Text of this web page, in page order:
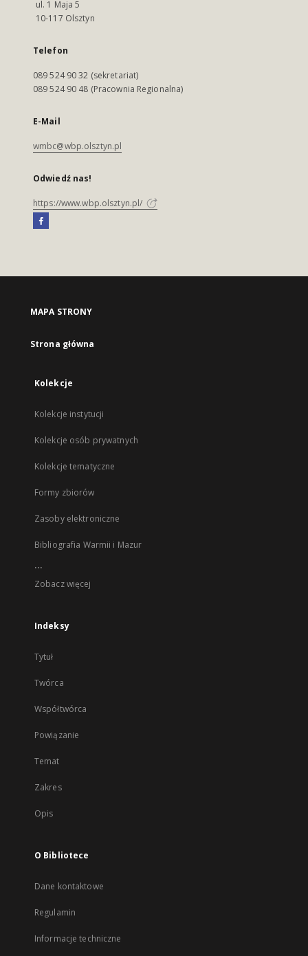
ul. 1 Maja 5
10-117 Olsztyn
Telefon
089 524 90 32 (sekretariat)
089 524 90 48 (Pracownia Regionalna)
E-Mail
wmbc@wbp.olsztyn.pl
Odwiedź nas!
https://www.wbp.olsztyn.pl/
MAPA STRONY
Strona główna
Kolekcje
Kolekcje instytucji
Kolekcje osób prywatnych
Kolekcje tematyczne
Formy zbiorów
Zasoby elektroniczne
Bibliografia Warmii i Mazur
...
Zobacz więcej
Indeksy
Tytuł
Twórca
Współtwórca
Powiązanie
Temat
Zakres
Opis
O Bibliotece
Dane kontaktowe
Regulamin
Informacje techniczne